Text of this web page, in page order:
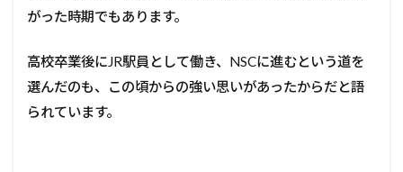
がった時期でもあります。
高校卒業後にJR駅員として働き、NSCに進むという道を
選んだのも、この頃からの強い思いがあったからだと語
られています。